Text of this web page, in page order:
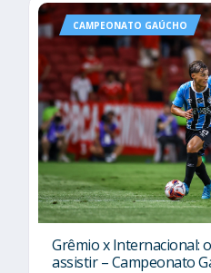
CAMPEONATO GAÚCHO
Grêmio x Internacional:
assistir – Campeonato